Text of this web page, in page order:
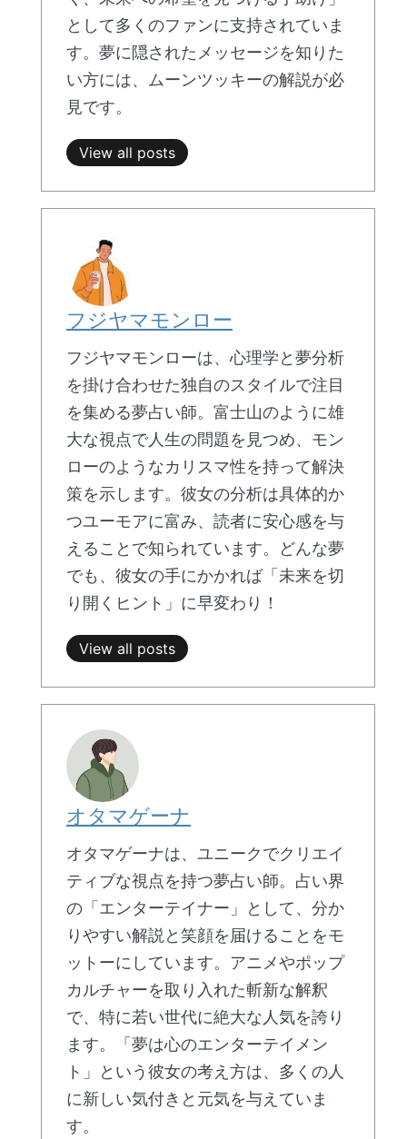
として多くのファンに支持されていま
す。夢に隠されたメッセージを知りた
い方には、ムーンツッキーの解説が必
見です。
View all posts
フジヤマモンロー
フジヤマモンローは、心理学と夢分析
を掛け合わせた独自のスタイルで注目
を集める夢占い師。富士山のように雄
大な視点で人生の問題を見つめ、モン
ローのようなカリスマ性を持って解決
策を示します。彼女の分析は具体的か
つユーモアに富み、読者に安心感を与
えることで知られています。どんな夢
でも、彼女の手にかかれば「未来を切
り開くヒント」に早変わり！
View all posts
オタマゲーナ
オタマゲーナは、ユニークでクリエイ
ティブな視点を持つ夢占い師。占い界
の「エンターテイナー」として、分か
りやすい解説と笑顔を届けることをモ
ットーにしています。アニメやポップ
カルチャーを取り入れた斬新な解釈
で、特に若い世代に絶大な人気を誇り
ます。「夢は心のエンターテイメン
ト」という彼女の考え方は、多くの人
に新しい気付きと元気を与えていま
す。